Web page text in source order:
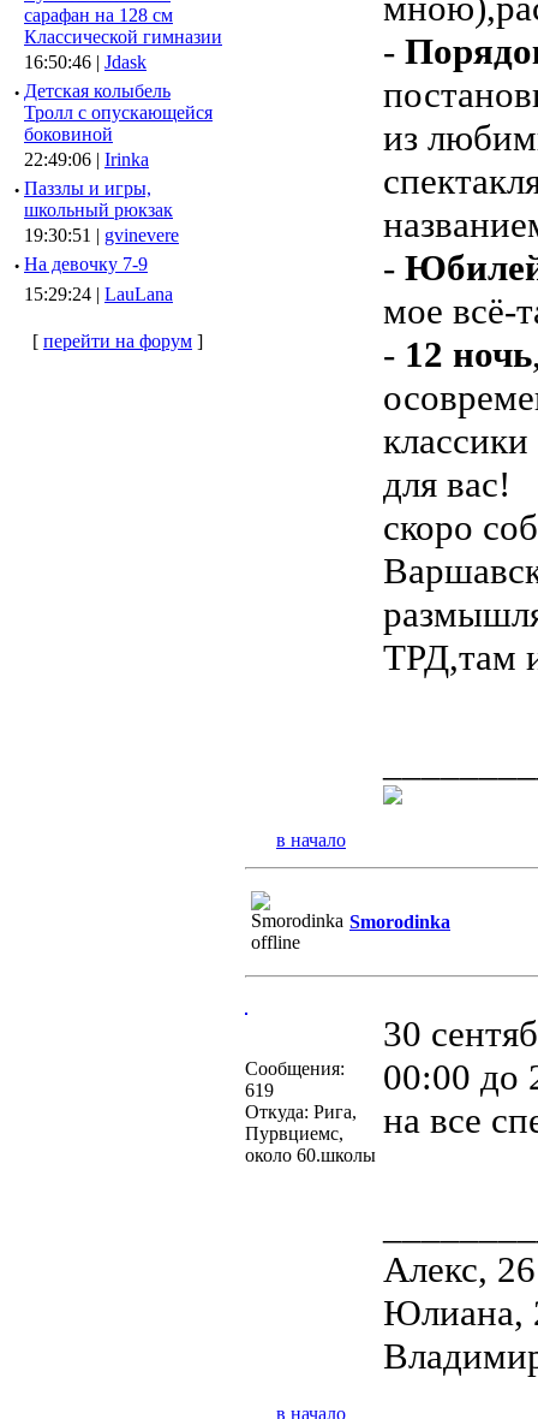
сарафан на 128 см
Классической гимназии
16:50:46 | Jdask
· Детская колыбель
Тролл с опускающейся
боковиной
22:49:06 | Irinka
· Паззлы и игры,
школьный рюкзак
19:30:51 | gvinevere
· Hа девочку 7-9
15:29:24 | LauLana
[ перейти на форум ]
-
из
-
мое всё-
- 12 ночь
для вас!
скоро
ТРД,там
в начало
Smorodinka
Сообщения:
619
Откуда: Рига,
Пурвциемс,
около 60.школы
30
00:00 до
на все
Алекс,
Юлиана,
в начало